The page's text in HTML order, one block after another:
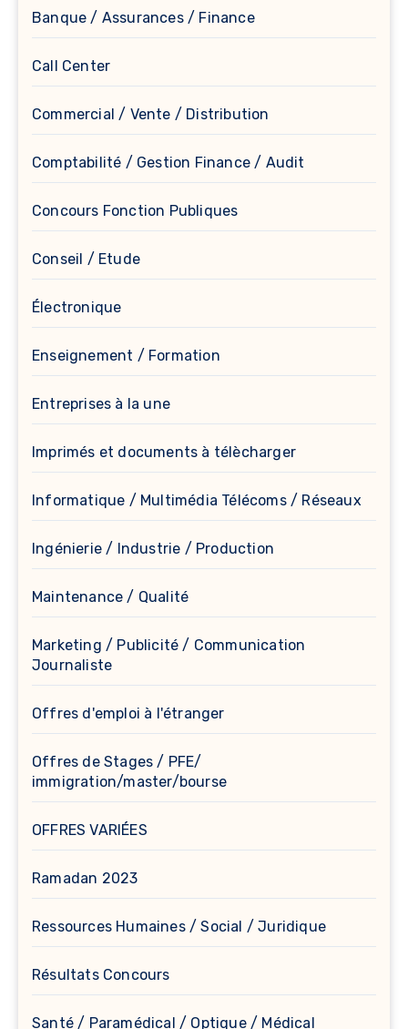
Banque / Assurances / Finance
Call Center
Commercial / Vente / Distribution
Comptabilité / Gestion Finance / Audit
Concours Fonction Publiques
Conseil / Etude
Électronique
Enseignement / Formation
Entreprises à la une
Imprimés et documents à télècharger
Informatique / Multimédia Télécoms / Réseaux
Ingénierie / Industrie / Production
Maintenance / Qualité
Marketing / Publicité / Communication
Journaliste
Offres d'emploi à l'étranger
Offres de Stages / PFE/
immigration/master/bourse
OFFRES VARIÉES
Ramadan 2023
Ressources Humaines / Social / Juridique
Résultats Concours
Santé / Paramédical / Optique / Médical